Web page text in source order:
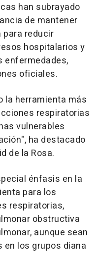
han subrayado
de mantener
para reducir
hospitalarios y
enfermedades,
oficiales.
la herramienta más
respiratorias
vulnerables
ha destacado
de la Rosa.
énfasis en la
para los
respiratorias,
obstructiva
aunque sean
los grupos diana